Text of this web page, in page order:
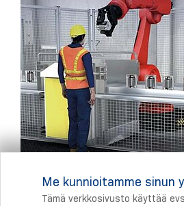
Me kunnioitamme sinun
Tämä verkkosivusto käyttää